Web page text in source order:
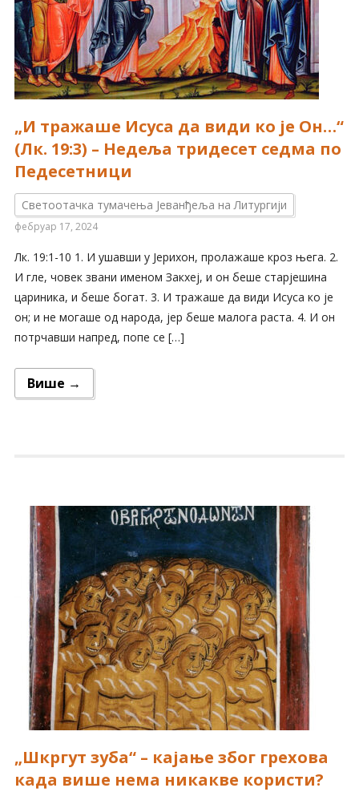
„И тражаше Исуса да види ко је Он…“
(Лк. 19:3) – Недеља тридесет седма по
Педесетници
Светоотачка тумачења Јеванђеља на Литургији
фебруар 17, 2024
Лк. 19:1-10 1. И ушавши у Јерихон, пролажаше кроз њега. 2.
И гле, човек звани именом Закхеј, и он беше старјешина
цариника, и беше богат. 3. И тражаше да види Исуса ко је
он; и не могаше од народа, јер беше малога раста. 4. И он
потрчавши напред, попе се […]
Више →
„Шкргут зуба“ – кајање због грехова
када више нема никакве користи?